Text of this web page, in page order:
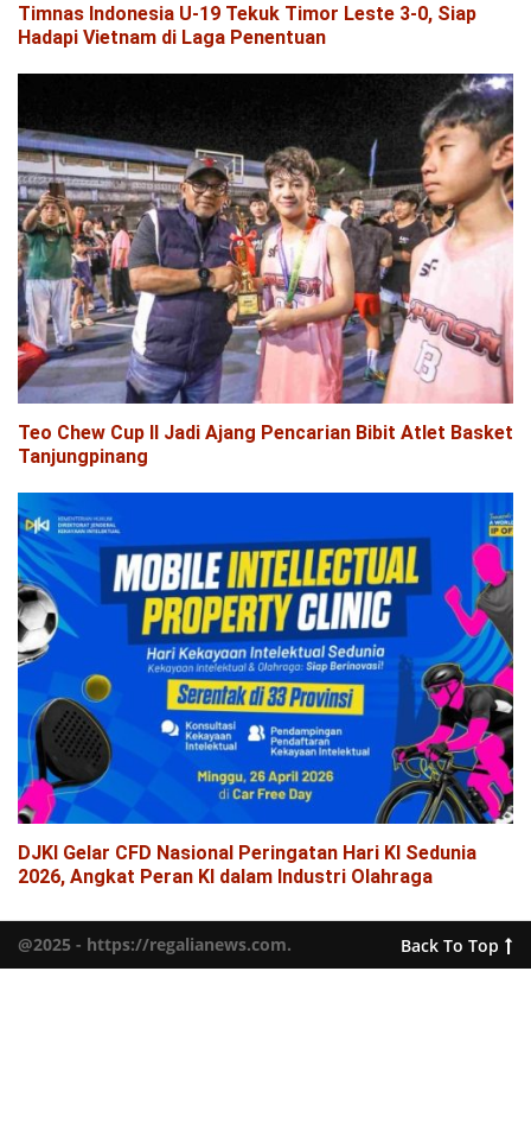
Timnas Indonesia U-19 Tekuk Timor Leste 3-0, Siap
Hadapi Vietnam di Laga Penentuan
Teo Chew Cup II Jadi Ajang Pencarian Bibit Atlet Basket
Tanjungpinang
DJKI Gelar CFD Nasional Peringatan Hari KI Sedunia
2026, Angkat Peran KI dalam Industri Olahraga
@2025 - https://regalianews.com. Back To Top